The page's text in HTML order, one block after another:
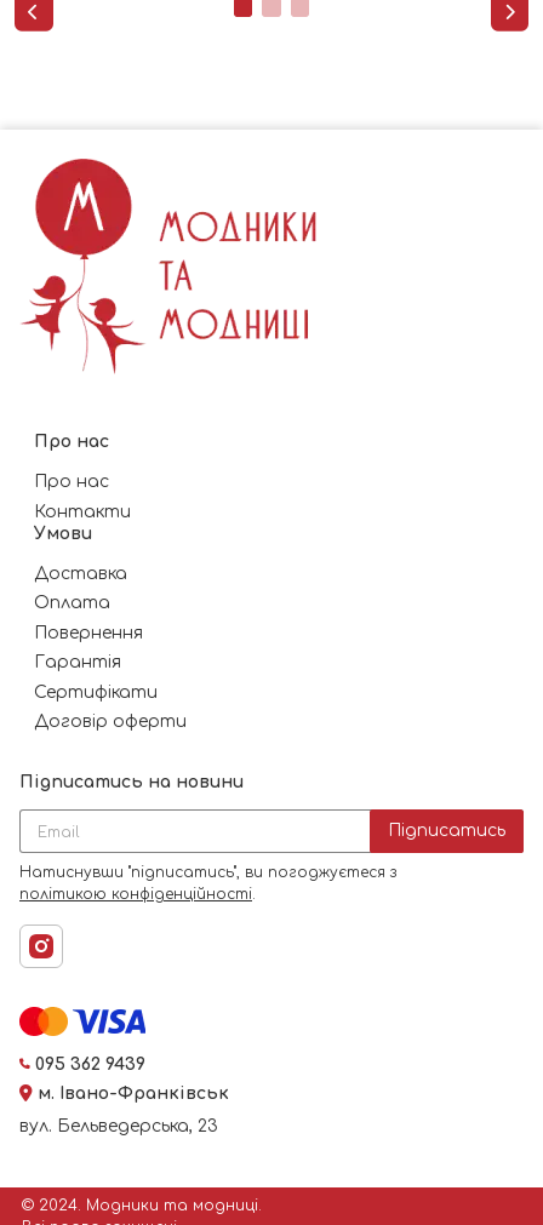
 
Про нас
Про нас
Контакти
Умови
Доставка
Оплата
Повернення
Гарантія
Сертифікати
Договір оферти
Підписатись на новини
Підписатись
Натиснувши "підписатись", ви погоджуєтеся з
політикою конфіденційності.
095 362 9439
м. Івано-Франківськ
вул. Бельведерська, 23
© 2024. Модники та модниці.